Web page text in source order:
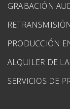
GRABACIÓN
PRODUCCIÓN
ALQUILER DE
SERVICIOS DE